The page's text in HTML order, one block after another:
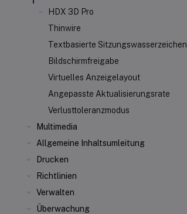
HDX 3D Pro
Thinwire
Textbasierte Sitzungswasserzeichen
Bildschirmfreigabe
Virtuelles Anzeigelayout
Angepasste Aktualisierungsrate
Verlusttoleranzmodus
Multimedia
Allgemeine Inhaltsumleitung
Drucken
Richtlinien
Verwalten
Überwachung